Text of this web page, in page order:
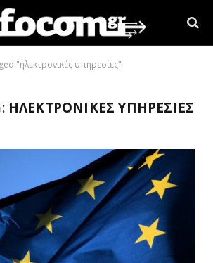
"ηλεκτρονικές υπηρεσίες"
ΗΛΕΚΤΡΟΝΙΚΈΣ ΥΠΗΡΕΣΊΕΣ